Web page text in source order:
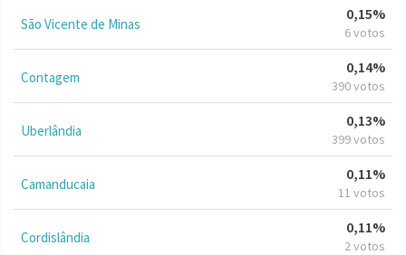
São Vicente de Minas
0,15%
6 votos
Contagem
0,14%
390 votos
Uberlândia
0,13%
399 votos
Camanducaia
0,11%
11 votos
Cordislândia
0,11%
2 votos